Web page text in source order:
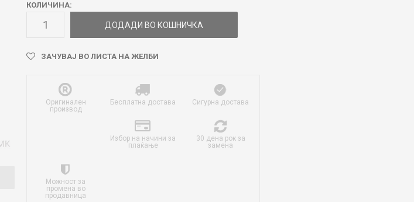
КОЛИЧИНА:
ДОДАДИ ВО КОШНИЧКА
ЗАЧУВАЈ ВО ЛИСТА НА ЖЕЛБИ
Оригинален
производ
Бесплатна достава Сигурна достава
Избор на начини за
плаќање
30 дена рок за
замена
Можност за
промена во
продавница